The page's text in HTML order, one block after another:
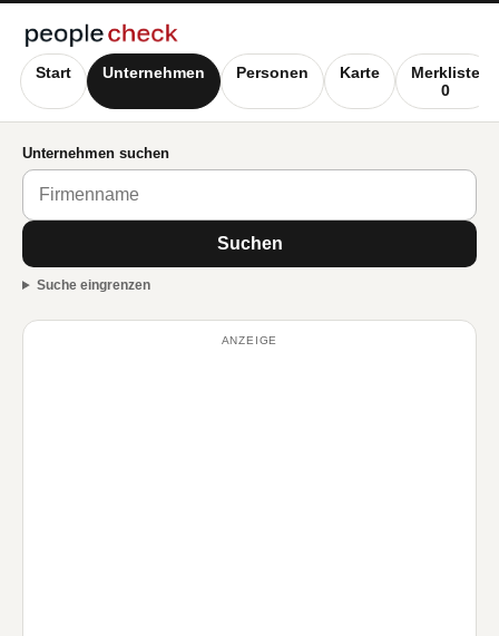
Start Unternehmen Personen Karte
Merkliste
0
Unternehmen suchen
Suchen
Suche eingrenzen
ANZEIGE